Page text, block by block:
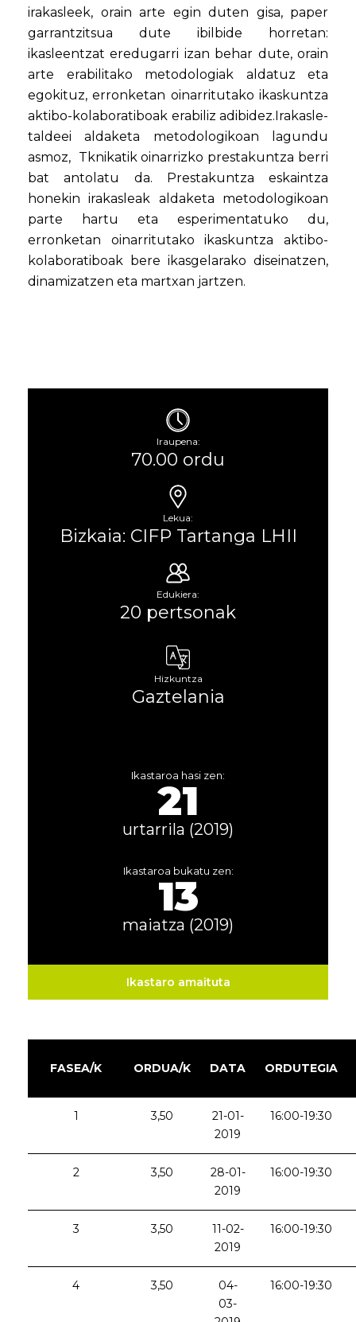
irakasleek, orain arte egin duten gisa, paper
garrantzitsua dute ibilbide horretan:
ikasleentzat eredugarri izan behar dute, orain
arte erabilitako metodologiak aldatuz eta
egokituz, erronketan oinarritutako ikaskuntza
aktibo-kolaboratiboak erabiliz adibidez.Irakasle-
taldeei aldaketa metodologikoan lagundu
asmoz, Tknikatik oinarrizko prestakuntza berri
bat antolatu da. Prestakuntza eskaintza
honekin irakasleak aldaketa metodologikoan
parte hartu eta esperimentatuko du,
erronketan oinarritutako ikaskuntza aktibo-
kolaboratiboak bere ikasgelarako diseinatzen,
dinamizatzen eta martxan jartzen.
Iraupena:
70.00 ordu
Lekua:
Bizkaia: CIFP Tartanga LHII
Edukiera:
20 pertsonak
Hizkuntza
Gaztelania
Ikastaroa hasi zen:
21
urtarrila (2019)
Ikastaroa bukatu zen:
13
maiatza (2019)
Ikastaro amaituta
FASEA/K ORDUA/K DATA ORDUTEGIA
1 3,50
21-01-
2019
16:00-19:30
2 3,50
28-01-
2019
16:00-19:30
3 3,50
11-02-
2019
16:00-19:30
4 3,50
04-
03-
16:00-19:30